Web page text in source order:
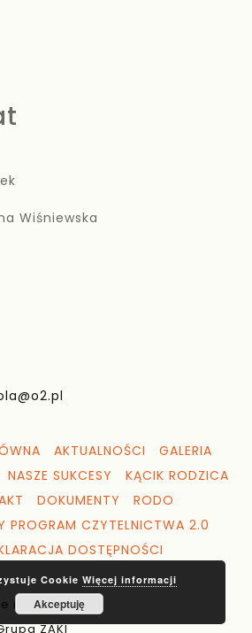
Wiśniewska
AKTUALNOŚCI
GALERIA
NASZE SUKCESY
KĄCIK RODZICA
DOKUMENTY
RODO
PROGRAM CZYTELNICTWA 2.0
DOSTĘPNOŚCI
nr 1 Tuchola
ZAKI
Cookie Więcej informacji
Akceptuję